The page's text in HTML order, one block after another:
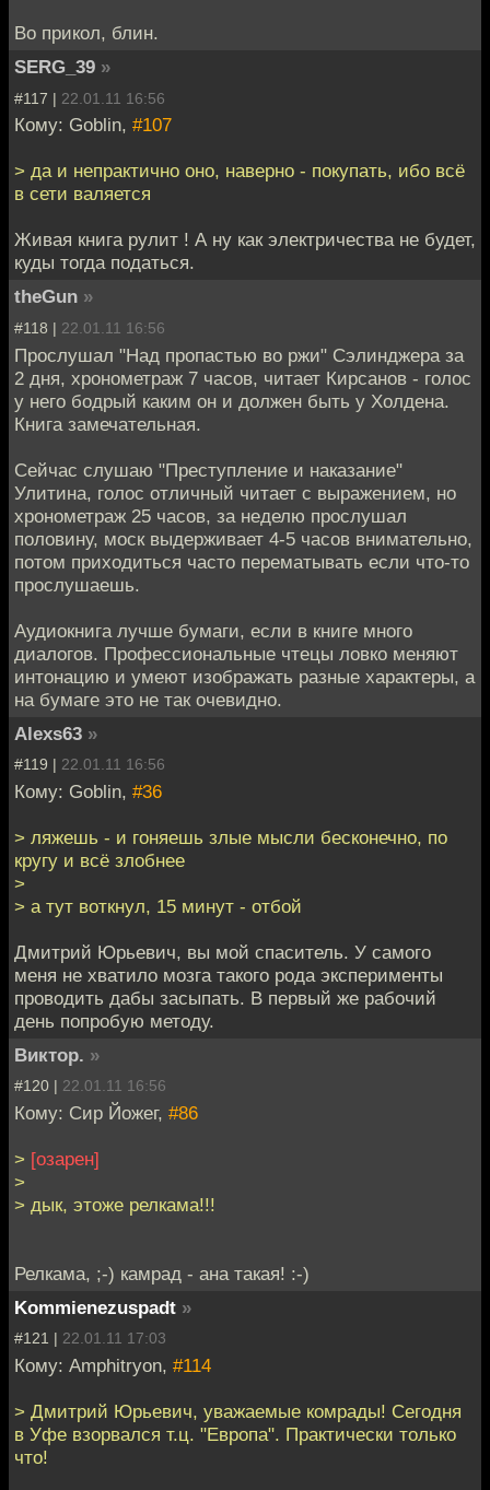
Во прикол, блин.
SERG_39 »
#117 | 22.01.11 16:56
Кому: Goblin, #107
> да и непрактично оно, наверно - покупать, ибо всё
в сети валяется
Живая книга рулит ! А ну как электричества не будет,
куды тогда податься.
theGun »
#118 | 22.01.11 16:56
Прослушал "Над пропастью во ржи" Сэлинджера за
2 дня, хронометраж 7 часов, читает Кирсанов - голос
у него бодрый каким он и должен быть у Холдена.
Книга замечательная.
Сейчас слушаю "Преступление и наказание"
Улитина, голос отличный читает с выражением, но
хронометраж 25 часов, за неделю прослушал
половину, моск выдерживает 4-5 часов внимательно,
потом приходиться часто перематывать если что-то
прослушаешь.
Аудиокнига лучше бумаги, если в книге много
диалогов. Профессиональные чтецы ловко меняют
интонацию и умеют изображать разные характеры, а
на бумаге это не так очевидно.
Alexs63 »
#119 | 22.01.11 16:56
Кому: Goblin, #36
> ляжешь - и гоняешь злые мысли бесконечно, по
кругу и всё злобнее
>
> а тут воткнул, 15 минут - отбой
Дмитрий Юрьевич, вы мой спаситель. У самого
меня не хватило мозга такого рода эксперименты
проводить дабы засыпать. В первый же рабочий
день попробую методу.
Виктор. »
#120 | 22.01.11 16:56
Кому: Сир Йожег, #86
> [озарен]
>
> дык, этоже релкама!!!
Релкама, ;-) камрад - ана такая! :-)
Kommienezuspadt »
#121 | 22.01.11 17:03
Кому: Amphitryon, #114
> Дмитрий Юрьевич, уважаемые комрады! Сегодня
в Уфе взорвался т.ц. "Европа". Практически только
что!